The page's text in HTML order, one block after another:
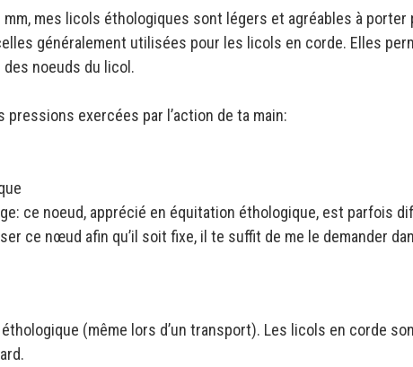
mes licols éthologiques sont légers et agréables à
généralement utilisées pour les licols en corde. Elles
des noeuds du licol.
exercées par l’action de ta main:
ce noeud, apprécié en équitation éthologique, est parfois
ce nœud afin qu’il soit fixe, il te suffit de me le demander
(même lors d’un transport). Les licols en corde